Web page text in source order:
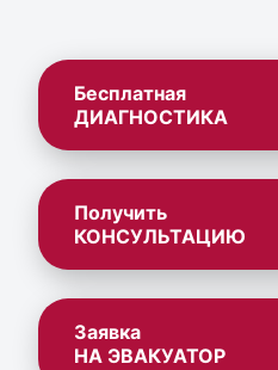
Бесплатная
ДИАГНОСТИКА
Получить
КОНСУЛЬТАЦИЮ
Заявка
НА ЭВАКУАТОР